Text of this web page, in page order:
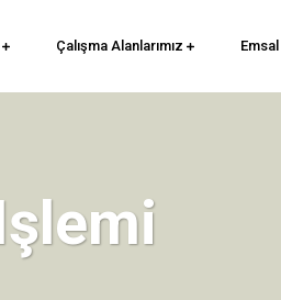
Çalışma Alanlarımız